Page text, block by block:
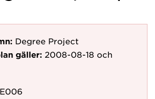
Degree Project
gäller: 2008-08-18 och